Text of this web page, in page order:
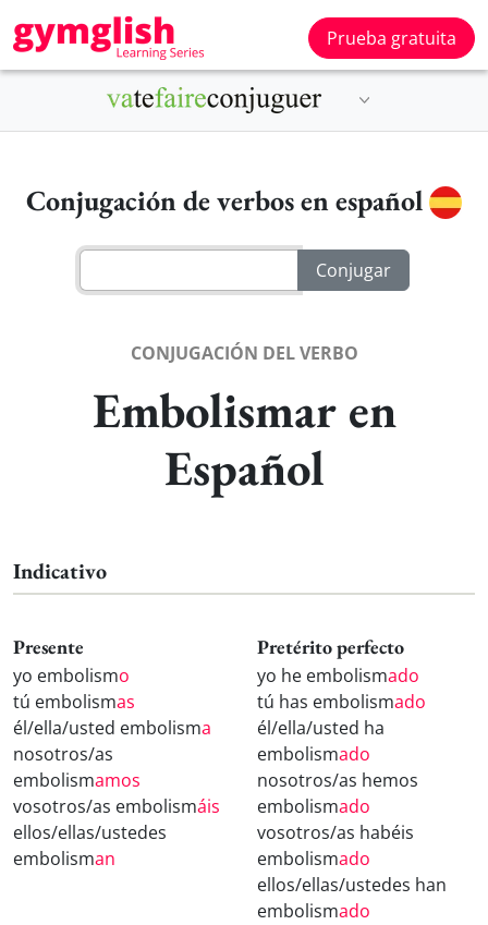
Prueba gratuita
Conjugación de verbos en español
CONJUGACIÓN DEL VERBO
Embolismar en
Español
Indicativo
Presente
yo embolismo
tú embolismas
él/ella/usted embolisma
nosotros/as
embolismamos
vosotros/as embolismáis
ellos/ellas/ustedes
embolisman
Pretérito perfecto
yo he embolismado
tú has embolismado
él/ella/usted ha
embolismado
nosotros/as hemos
embolismado
vosotros/as habéis
embolismado
ellos/ellas/ustedes han
embolismado